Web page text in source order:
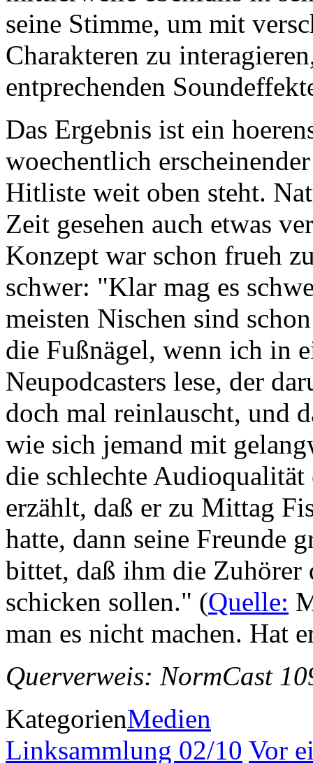
seine Stimme, um mit
Charakteren zu
entprechenden
Das Ergebnis ist ein
woechentlich
Hitliste weit oben steht.
Zeit gesehen auch etwas
Konzept war schon frueh
schwer: "Klar mag es
meisten Nischen sind
die Fußnägel, wenn ich in
Neupodcasters lese, der
doch mal reinlauscht, und
wie sich jemand mit
die schlechte
erzählt, daß er zu Mittag
hatte, dann seine Freunde
bittet, daß ihm die Zuhörer
schicken sollen." (Quelle:
man es nicht machen. Hat
Querverweis: NormCast
KategorienMedien
Linksammlung 02/10 Vor